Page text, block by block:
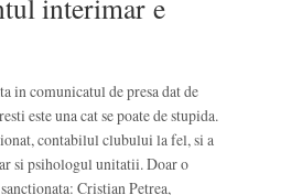
interimar e
in comunicatul de presa dat de
este una cat se poate de stupida.
contabilul clubului la fel, si a
si psihologul unitatii. Doar o
Cristian Petrea,